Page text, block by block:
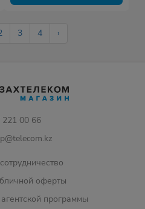
3 4 ›
221 00 66
оферты
программы